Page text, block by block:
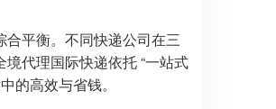
合平衡。不同快递公司在三
代理国际快递依托 “一站式
的高效与省钱。